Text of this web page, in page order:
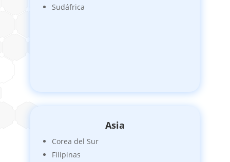
Sudáfrica
Asia
Corea del Sur
Filipinas